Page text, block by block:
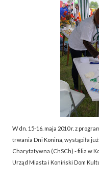
W dn. 15-16. maja 2010 r. z
trwania Dni Konina, wystąpiła
Charytatywna (ChSCh) - filia w
Urząd Miasta i Koniński Dom